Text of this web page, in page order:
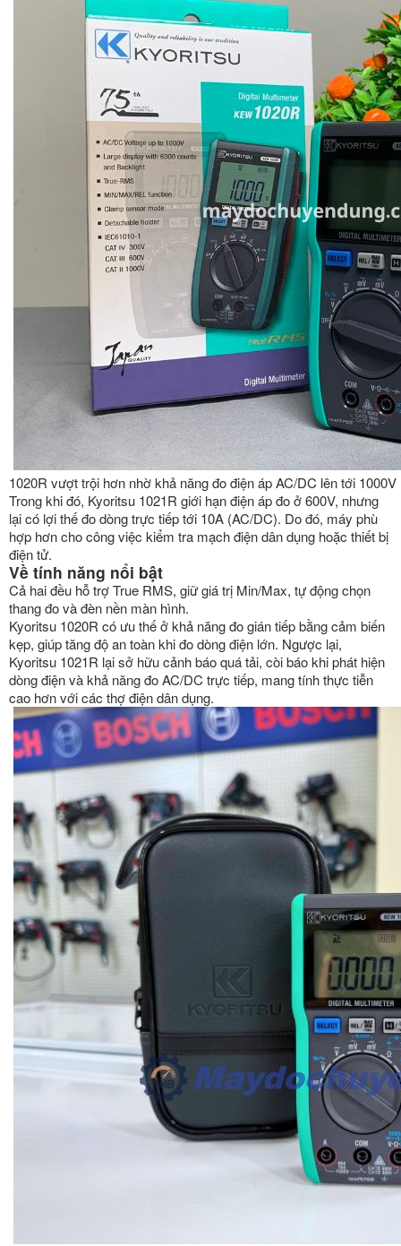
1020R vượt trội hơn nhờ khả năng đo điện áp AC/DC lên tới 1000V
Trong khi đó, Kyoritsu 1021R giới hạn điện áp đo ở 600V, nhưng
lại có lợi thế đo dòng trực tiếp tới 10A (AC/DC). Do đó, máy phù
hợp hơn cho công việc kiểm tra mạch điện dân dụng hoặc thiết bị
điện tử.
Về tính năng nổi bật
Cả hai đều hỗ trợ True RMS, giữ giá trị Min/Max, tự động chọn
thang đo và đèn nền màn hình.
Kyoritsu 1020R có ưu thế ở khả năng đo gián tiếp bằng cảm biến
kẹp, giúp tăng độ an toàn khi đo dòng điện lớn. Ngược lại,
Kyoritsu 1021R lại sở hữu cảnh báo quá tải, còi báo khi phát hiện
dòng điện và khả năng đo AC/DC trực tiếp, mang tính thực tiễn
cao hơn với các thợ điện dân dụng.